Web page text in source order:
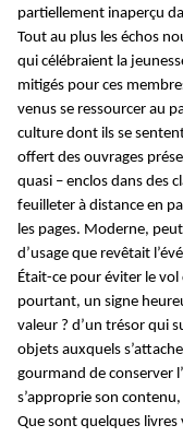
partiellement inaperçu
Tout au plus les échos
qui célébraient la
mitigés pour ces
venus se ressourcer au
culture dont ils se
offert des ouvrages
quasi – enclos dans des
feuilleter à distance en
les pages. Moderne,
d’usage que revêtait
Était-ce pour éviter le vol
pourtant, un signe
valeur ? d’un trésor qui
objets auxquels
gourmand de conserver
s’approprie son contenu,
Que sont quelques